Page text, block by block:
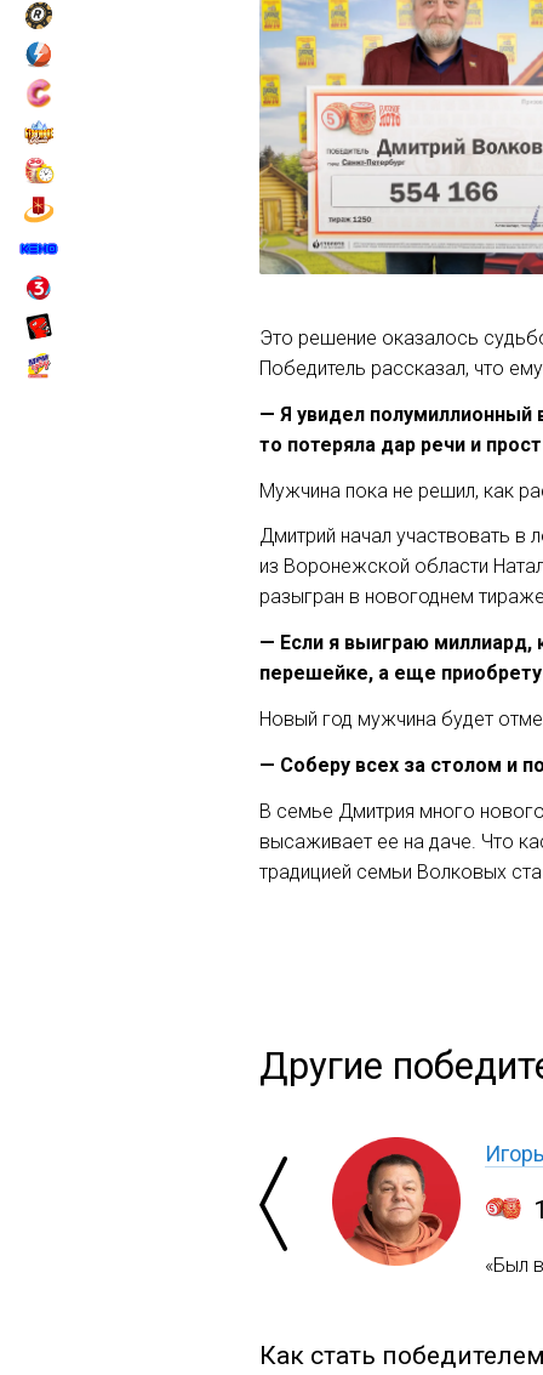
Это решение оказалось
Победитель рассказал, что
— Я увидел полумиллионный
то потеряла дар речи и
Мужчина пока не решил, как
Дмитрий начал участвовать в
из Воронежской области
разыгран в новогоднем
— Если я выиграю миллиард,
перешейке, а еще
Новый год мужчина будет
— Соберу всех за столом и
В семье Дмитрия много
высаживает ее на даче. Что
традицией семьи Волковых
Другие
«Был
Как стать